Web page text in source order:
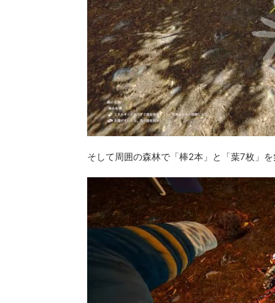
そして周囲の森林で「棒2本」と「葉7枚」を